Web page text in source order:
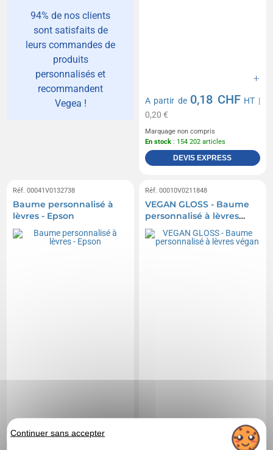
94% de nos clients
sont satisfaits de
leurs commandes de
produits
personnalisés et
recommandent
Vegea !
A partir de 0,18 CHF HT |
0,20 €
Marquage non compris
En stock : 154 202 articles
DEVIS EXPRESS
Réf. 00041V0132738
Baume personnalisé à
lèvres - Epson
Réf. 00010V0211848
VEGAN GLOSS - Baume
personnalisé à lèvres
végan
0,39 CHFHT|
Continuer sans accepter